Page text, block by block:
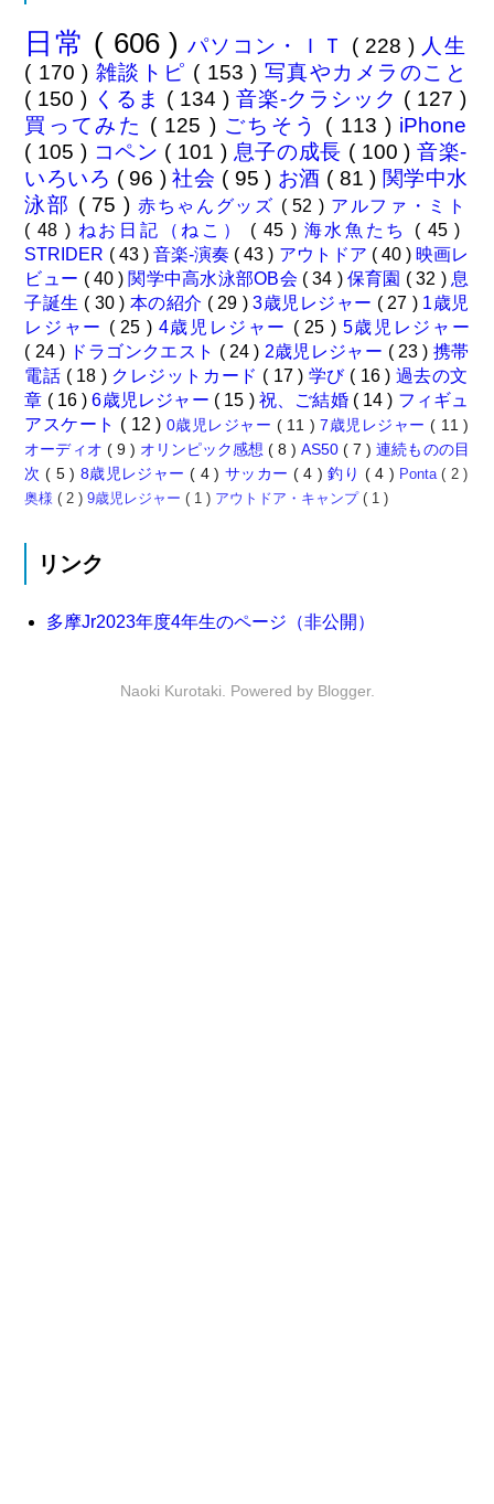
日常 ( 606 )パソコン・ＩＴ ( 228 ) 人生
( 170 ) 雑談トピ ( 153 ) 写真やカメラのこと
( 150 ) くるま ( 134 ) 音楽-クラシック ( 127 )
買ってみた ( 125 ) ごちそう ( 113 ) iPhone
( 105 ) コペン ( 101 ) 息子の成長 ( 100 )音楽-
いろいろ ( 96 )社会 ( 95 ) お酒 ( 81 ) 関学中水
泳部 ( 75 ) 赤ちゃんグッズ ( 52 ) アルファ・ミト
( 48 ) ねお日記（ねこ） ( 45 ) 海水魚たち ( 45 )
STRIDER ( 43 ) 音楽-演奏 ( 43 ) アウトドア ( 40 ) 映画レ
ビュー ( 40 ) 関学中高水泳部OB会 ( 34 ) 保育園 ( 32 ) 息
子誕生 ( 30 ) 本の紹介 ( 29 )3歳児レジャー ( 27 ) 1歳児
レジャー ( 25 ) 4歳児レジャー ( 25 ) 5歳児レジャー
( 24 ) ドラゴンクエスト ( 24 ) 2歳児レジャー ( 23 ) 携帯
電話 ( 18 ) クレジットカード ( 17 ) 学び ( 16 ) 過去の文
章 ( 16 )6歳児レジャー ( 15 ) 祝、ご結婚 ( 14 ) フィギュ
アスケート ( 12 ) 0歳児レジャー ( 11 )7歳児レジャー( 11 )
オーディオ ( 9 ) オリンピック感想( 8 )AS50( 7 )連続ものの目
次( 5 ) 8歳児レジャー( 4 ) サッカー ( 4 )釣り ( 4 ) Ponta( 2 )
奥様( 2 )9歳児レジャー( 1 ) アウトドア・キャンプ( 1 )
リンク
多摩Jr2023年度4年生のページ（非公開）
Naoki Kurotaki. Powered by Blogger.